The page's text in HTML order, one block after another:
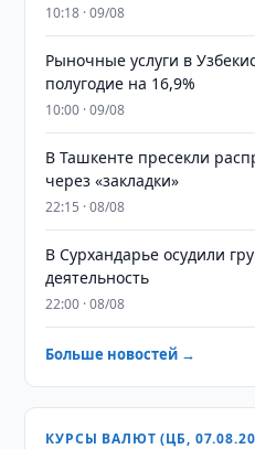
10:18 · 09/08
Рыночные услуги в
полугодие на 16,9%
10:00 · 09/08
В Ташкенте пресекли
через «закладки»
22:15 · 08/08
В Сурхандарье осудили
деятельность
22:00 · 08/08
Больше новостей →
КУРСЫ ВАЛЮТ (ЦБ,